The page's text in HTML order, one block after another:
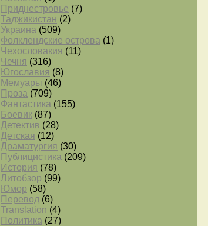
Приднестровье (7)
Таджикистан (2)
Украина (509)
Фолклендские острова (1)
Чехословакия (11)
Чечня (316)
Югославия (8)
Мемуары (46)
Проза (709)
Фантастика (155)
Боевик (87)
Детектив (28)
Детская (12)
Драматургия (30)
Публицистика (209)
История (78)
Литобзор (99)
Юмор (58)
Перевод (6)
Translation (4)
Политика (27)